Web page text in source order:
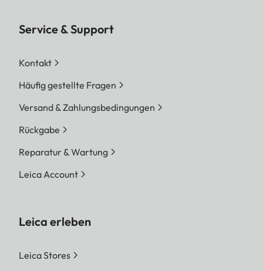
Service & Support
Kontakt
Häufig gestellte Fragen
Versand & Zahlungsbedingungen
Rückgabe
Reparatur & Wartung
Leica Account
Leica erleben
Leica Stores